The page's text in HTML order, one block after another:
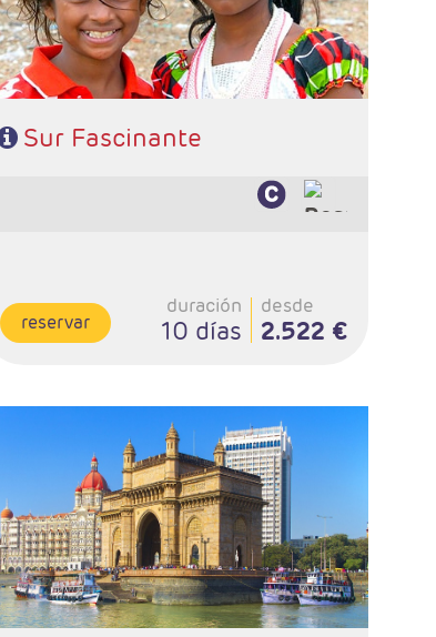
Sur Fascinante
reservar
duración
10 días
desde
2.522 €
- Ruta: 2 noches Mumbai, 2 Udaipur, 2 Jaipur, 2 Agra, 1
- Categoría hotelera: Estándar, Primera y Primera
superior
- Régimen: 9 desayunos y 9 cenas
- A destacar: Se necesita visado.